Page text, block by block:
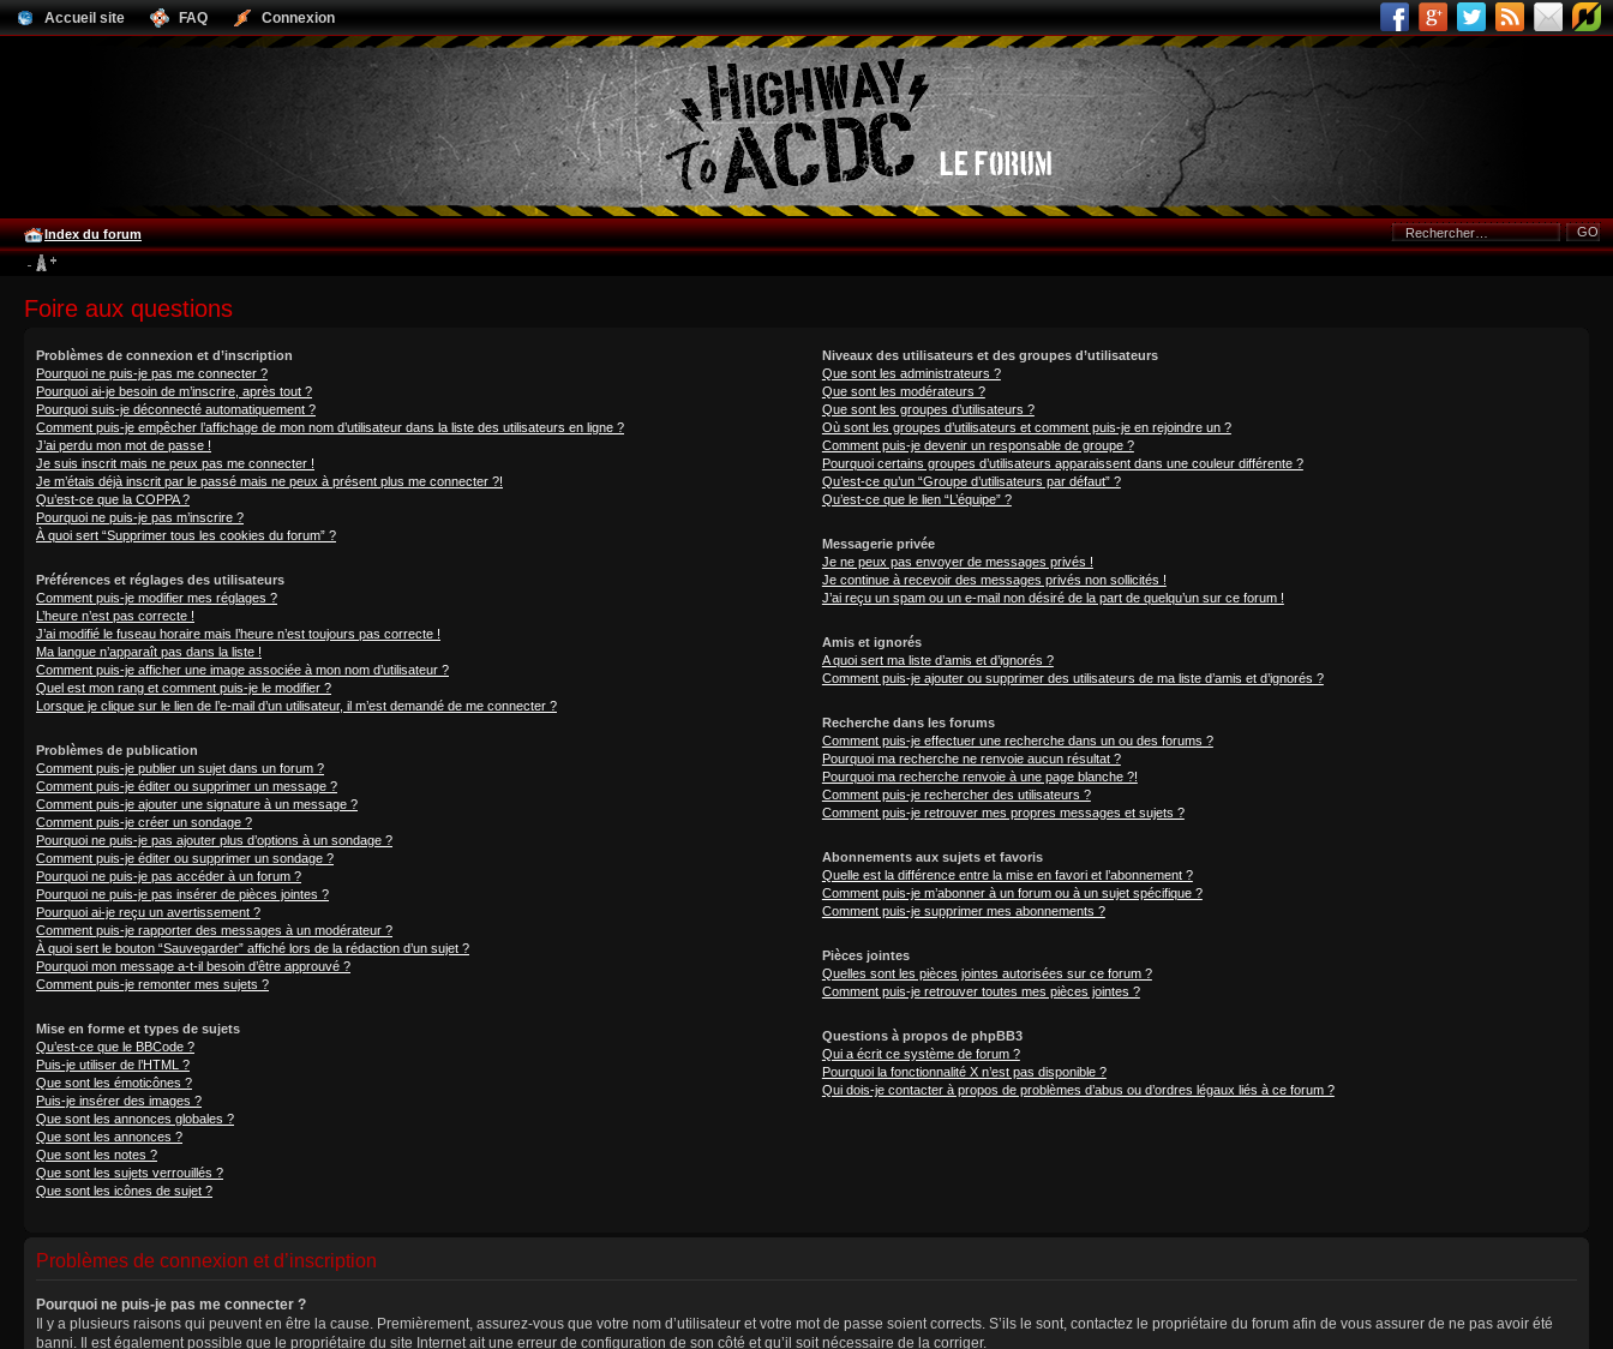
Accueil site FAQ Connexion
Index du forum
Foire aux questions
Problèmes de connexion et d’inscription
Pourquoi ne puis-je pas me connecter ?
Pourquoi ai-je besoin de m’inscrire, après tout ?
Pourquoi suis-je déconnecté automatiquement ?
Comment puis-je empêcher l’affichage de mon nom d’utilisateur dans la liste des utilisateurs en ligne ?
J’ai perdu mon mot de passe !
Je suis inscrit mais ne peux pas me connecter !
Je m’étais déjà inscrit par le passé mais ne peux à présent plus me connecter ?!
Qu’est-ce que la COPPA ?
Pourquoi ne puis-je pas m’inscrire ?
À quoi sert “Supprimer tous les cookies du forum” ?
Préférences et réglages des utilisateurs
Comment puis-je modifier mes réglages ?
L’heure n’est pas correcte !
J’ai modifié le fuseau horaire mais l’heure n’est toujours pas correcte !
Ma langue n’apparaît pas dans la liste !
Comment puis-je afficher une image associée à mon nom d’utilisateur ?
Quel est mon rang et comment puis-je le modifier ?
Lorsque je clique sur le lien de l’e-mail d’un utilisateur, il m’est demandé de me connecter ?
Problèmes de publication
Comment puis-je publier un sujet dans un forum ?
Comment puis-je éditer ou supprimer un message ?
Comment puis-je ajouter une signature à un message ?
Comment puis-je créer un sondage ?
Pourquoi ne puis-je pas ajouter plus d’options à un sondage ?
Comment puis-je éditer ou supprimer un sondage ?
Pourquoi ne puis-je pas accéder à un forum ?
Pourquoi ne puis-je pas insérer de pièces jointes ?
Pourquoi ai-je reçu un avertissement ?
Comment puis-je rapporter des messages à un modérateur ?
À quoi sert le bouton “Sauvegarder” affiché lors de la rédaction d’un sujet ?
Pourquoi mon message a-t-il besoin d’être approuvé ?
Comment puis-je remonter mes sujets ?
Mise en forme et types de sujets
Qu’est-ce que le BBCode ?
Puis-je utiliser de l’HTML ?
Que sont les émoticônes ?
Puis-je insérer des images ?
Que sont les annonces globales ?
Que sont les annonces ?
Que sont les notes ?
Que sont les sujets verrouillés ?
Que sont les icônes de sujet ?
Niveaux des utilisateurs et des groupes d’utilisateurs
Que sont les administrateurs ?
Que sont les modérateurs ?
Que sont les groupes d’utilisateurs ?
Où sont les groupes d’utilisateurs et comment puis-je en rejoindre un ?
Comment puis-je devenir un responsable de groupe ?
Pourquoi certains groupes d’utilisateurs apparaissent dans une couleur différente ?
Qu’est-ce qu’un “Groupe d’utilisateurs par défaut” ?
Qu’est-ce que le lien “L’équipe” ?
Messagerie privée
Je ne peux pas envoyer de messages privés !
Je continue à recevoir des messages privés non sollicités !
J’ai reçu un spam ou un e-mail non désiré de la part de quelqu’un sur ce forum !
Amis et ignorés
A quoi sert ma liste d’amis et d’ignorés ?
Comment puis-je ajouter ou supprimer des utilisateurs de ma liste d’amis et d’ignorés ?
Recherche dans les forums
Comment puis-je effectuer une recherche dans un ou des forums ?
Pourquoi ma recherche ne renvoie aucun résultat ?
Pourquoi ma recherche renvoie à une page blanche ?!
Comment puis-je rechercher des utilisateurs ?
Comment puis-je retrouver mes propres messages et sujets ?
Abonnements aux sujets et favoris
Quelle est la différence entre la mise en favori et l’abonnement ?
Comment puis-je m’abonner à un forum ou à un sujet spécifique ?
Comment puis-je supprimer mes abonnements ?
Pièces jointes
Quelles sont les pièces jointes autorisées sur ce forum ?
Comment puis-je retrouver toutes mes pièces jointes ?
Questions à propos de phpBB3
Qui a écrit ce système de forum ?
Pourquoi la fonctionnalité X n’est pas disponible ?
Qui dois-je contacter à propos de problèmes d’abus ou d’ordres légaux liés à ce forum ?
Problèmes de connexion et d’inscription
Pourquoi ne puis-je pas me connecter ?
Il y a plusieurs raisons qui peuvent en être la cause. Premièrement, assurez-vous que votre nom d’utilisateur et votre mot de passe soient corrects. S’ils le sont, contactez le propriétaire du forum afin de vous assurer de ne pas avoir été
banni. Il est également possible que le propriétaire du site Internet ait une erreur de configuration de son côté et qu’il soit nécessaire de la corriger.